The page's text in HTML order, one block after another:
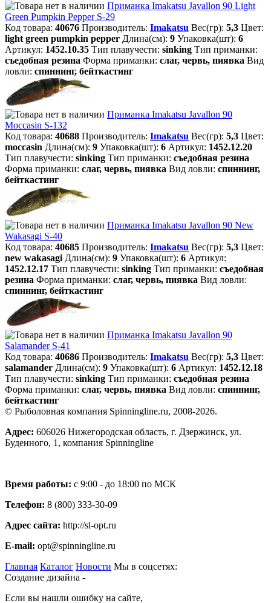
Приманка Imakatsu Javallon 90 Light
Green Pumpkin Pepper S-29
Код товара: 40676 Производитель: Imakatsu Вес(гр): 5,3 Цвет:
light green pumpkin pepper Длина(см): 9 Упаковка(шт): 6
Артикул: 1452.10.35 Тип плавучести: sinking Тип приманки:
съедобная резина Форма приманки: слаг, червь, пиявка Вид
ловли: спиннинг, бейткастинг
Приманка Imakatsu Javallon 90
Moccasin S-132
Код товара: 40688 Производитель: Imakatsu Вес(гр): 5,3 Цвет:
moccasin Длина(см): 9 Упаковка(шт): 6 Артикул: 1452.12.20
Тип плавучести: sinking Тип приманки: съедобная резина
Форма приманки: слаг, червь, пиявка Вид ловли: спиннинг,
бейткастинг
Приманка Imakatsu Javallon 90 New
Wakasagi S-40
Код товара: 40685 Производитель: Imakatsu Вес(гр): 5,3 Цвет:
new wakasagi Длина(см): 9 Упаковка(шт): 6 Артикул:
1452.12.17 Тип плавучести: sinking Тип приманки: съедобная
резина Форма приманки: слаг, червь, пиявка Вид ловли:
спиннинг, бейткастинг
Приманка Imakatsu Javallon 90
Salamander S-41
Код товара: 40686 Производитель: Imakatsu Вес(гр): 5,3 Цвет:
salamander Длина(см): 9 Упаковка(шт): 6 Артикул: 1452.12.18
Тип плавучести: sinking Тип приманки: съедобная резина
Форма приманки: слаг, червь, пиявка Вид ловли: спиннинг,
бейткастинг
© Рыболовная компания Spinningline.ru, 2008-2026.
Адрес: 606026 Нижегородская область, г. Дзержинск, ул.
Буденного, 1, компания Spinningline
Время работы: с 9:00 - до 18:00 по МСК
Телефон: 8 (800) 333-30-09
Адрес сайта: http://sl-opt.ru
E-mail: opt@spinningline.ru
Главная Каталог Новости Мы в соцсетях:
Создание дизайна -
Если вы нашли ошибку на сайте,